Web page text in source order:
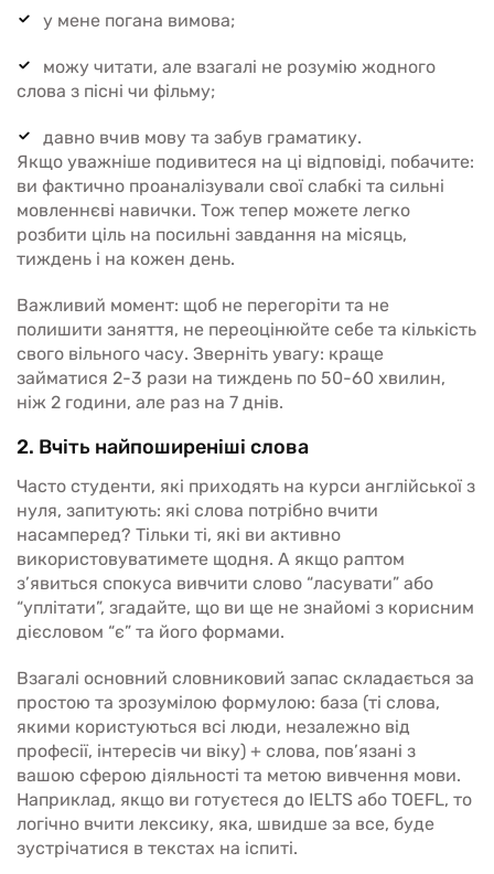
у мене погана вимова;
можу читати, але взагалі не розумію жодного
слова з пісні чи фільму;
давно вчив мову та забув граматику.
Якщо уважніше подивитеся на ці відповіді, побачите:
ви фактично проаналізували свої слабкі та сильні
мовленнєві навички. Тож тепер можете легко
розбити ціль на посильні завдання на місяць,
тиждень і на кожен день.
Важливий момент: щоб не перегоріти та не
полишити заняття, не переоцінюйте себе та кількість
свого вільного часу. Зверніть увагу: краще
займатися 2-3 рази на тиждень по 50-60 хвилин,
ніж 2 години, але раз на 7 днів.
2. Вчіть найпоширеніші слова
Часто студенти, які приходять на курси англійської з
нуля, запитують: які слова потрібно вчити
насамперед? Тільки ті, які ви активно
використовуватимете щодня. А якщо раптом
з’явиться спокуса вивчити слово “ласувати” або
“уплітати”, згадайте, що ви ще не знайомі з корисним
дієсловом “є” та його формами.
Взагалі основний словниковий запас складається за
простою та зрозумілою формулою: база (ті слова,
якими користуються всі люди, незалежно від
професії, інтересів чи віку) + слова, пов’язані з
вашою сферою діяльності та метою вивчення мови.
Наприклад, якщо ви готуєтеся до IELTS або TOEFL, то
логічно вчити лексику, яка, швидше за все, буде
зустрічатися в текстах на іспиті.